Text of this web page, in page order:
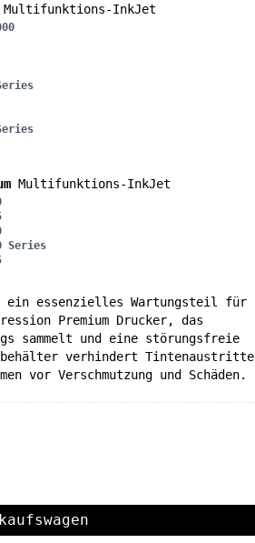
Multifunktions-InkJet
Multifunktions-InkJet
Series
ein essenzielles Wartungsteil für
Premium Drucker, das
sammelt und eine störungsfreie
verhindert Tintenaustritte
vor Verschmutzung und Schäden.